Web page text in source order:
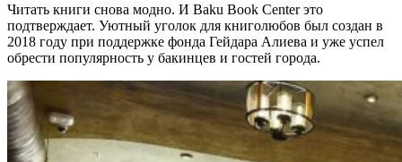
Читать книги снова модно. И Baku Book Center это
подтверждает. Уютный уголок для книголюбов был создан в
2018 году при поддержке фонда Гейдара Алиева и уже успел
обрести популярность у бакинцев и гостей города.